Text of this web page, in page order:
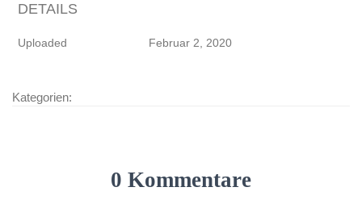
DETAILS
Uploaded Februar 2, 2020
Kategorien:
0 Kommentare